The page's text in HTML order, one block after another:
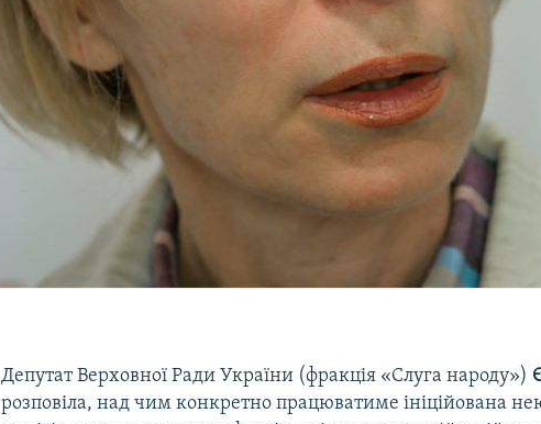
Депутат Верховної Ради України (фракція «Слуга народу»)
розповіла, над чим конкретно працюватиме ініційована